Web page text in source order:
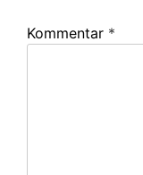
Kommentar *